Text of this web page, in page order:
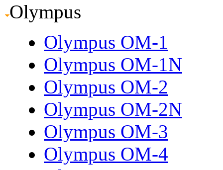
Olympus
Olympus OM-1
Olympus OM-1N
Olympus OM-2
Olympus OM-2N
Olympus OM-3
Olympus OM-4